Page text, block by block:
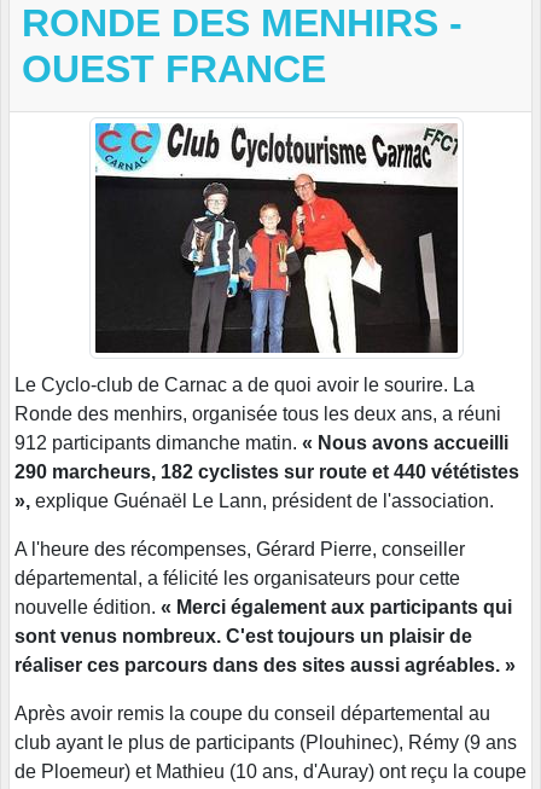
RONDE DES MENHIRS -
OUEST FRANCE
Le Cyclo-club de Carnac a de quoi avoir le sourire. La
Ronde des menhirs, organisée tous les deux ans, a réuni
912 participants dimanche matin. « Nous avons accueilli
290 marcheurs, 182 cyclistes sur route et 440 vététistes
», explique Guénaël Le Lann, président de l'association.
A l'heure des récompenses, Gérard Pierre, conseiller
départemental, a félicité les organisateurs pour cette
nouvelle édition. « Merci également aux participants qui
sont venus nombreux. C'est toujours un plaisir de
réaliser ces parcours dans des sites aussi agréables. »
Après avoir remis la coupe du conseil départemental au
club ayant le plus de participants (Plouhinec), Rémy (9 ans
de Ploemeur) et Mathieu (10 ans, d'Auray) ont reçu la coupe